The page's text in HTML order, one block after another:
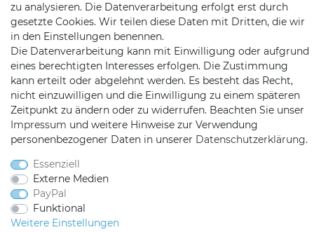
Mail: info@satshopping.de
Kopenhagenstr. 4
97424 Schweinfurt
zu analysieren. Die Datenverarbeitung erfolgt erst durch
gesetzte Cookies. Wir teilen diese Daten mit Dritten, die wir
in den Einstellungen benennen.
Die Datenverarbeitung kann mit Einwilligung oder aufgrund
eines berechtigten Interesses erfolgen. Die Zustimmung
kann erteilt oder abgelehnt werden. Es besteht das Recht,
nicht einzuwilligen und die Einwilligung zu einem späteren
Zeitpunkt zu ändern oder zu widerrufen. Beachten Sie unser
Impressum und weitere Hinweise zur Verwendung
personenbezogener Daten in unserer Daten­schutz­erklärung.
Essenziell
Externe Medien
PayPal
Funktional
Weitere Einstellungen